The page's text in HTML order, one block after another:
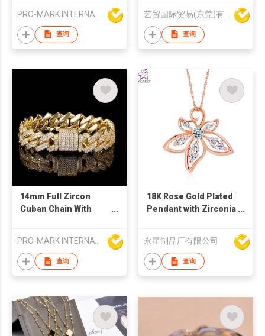
Set Jewelry for men
PRO-MARK INTERNATIONAL
查询 查询
14mm Full Zircon
Cuban Chain With
Bracelet
PRO-MARK INTERNATIONAL
查询
18K Rose Gold Plated
Pendant with Zirconia
永星制品厂有限公司
查询